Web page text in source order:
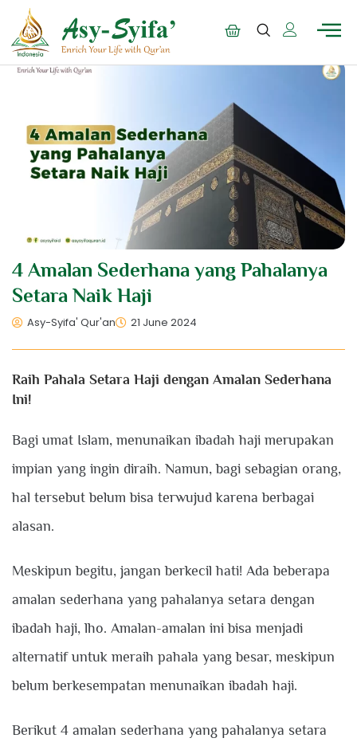
4 Amalan Sederhana yang Pahalanya
Setara Naik Haji
Asy-Syifa' Qur'an 21 June 2024
Raih Pahala Setara Haji dengan Amalan Sederhana
Ini!
Bagi umat Islam, menunaikan ibadah haji merupakan
impian yang ingin diraih. Namun, bagi sebagian orang,
hal tersebut belum bisa terwujud karena berbagai
alasan.
Meskipun begitu, jangan berkecil hati! Ada beberapa
amalan sederhana yang pahalanya setara dengan
ibadah haji, lho. Amalan-amalan ini bisa menjadi
alternatif untuk meraih pahala yang besar, meskipun
belum berkesempatan menunaikan ibadah haji.
Berikut 4 amalan sederhana yang pahalanya setara